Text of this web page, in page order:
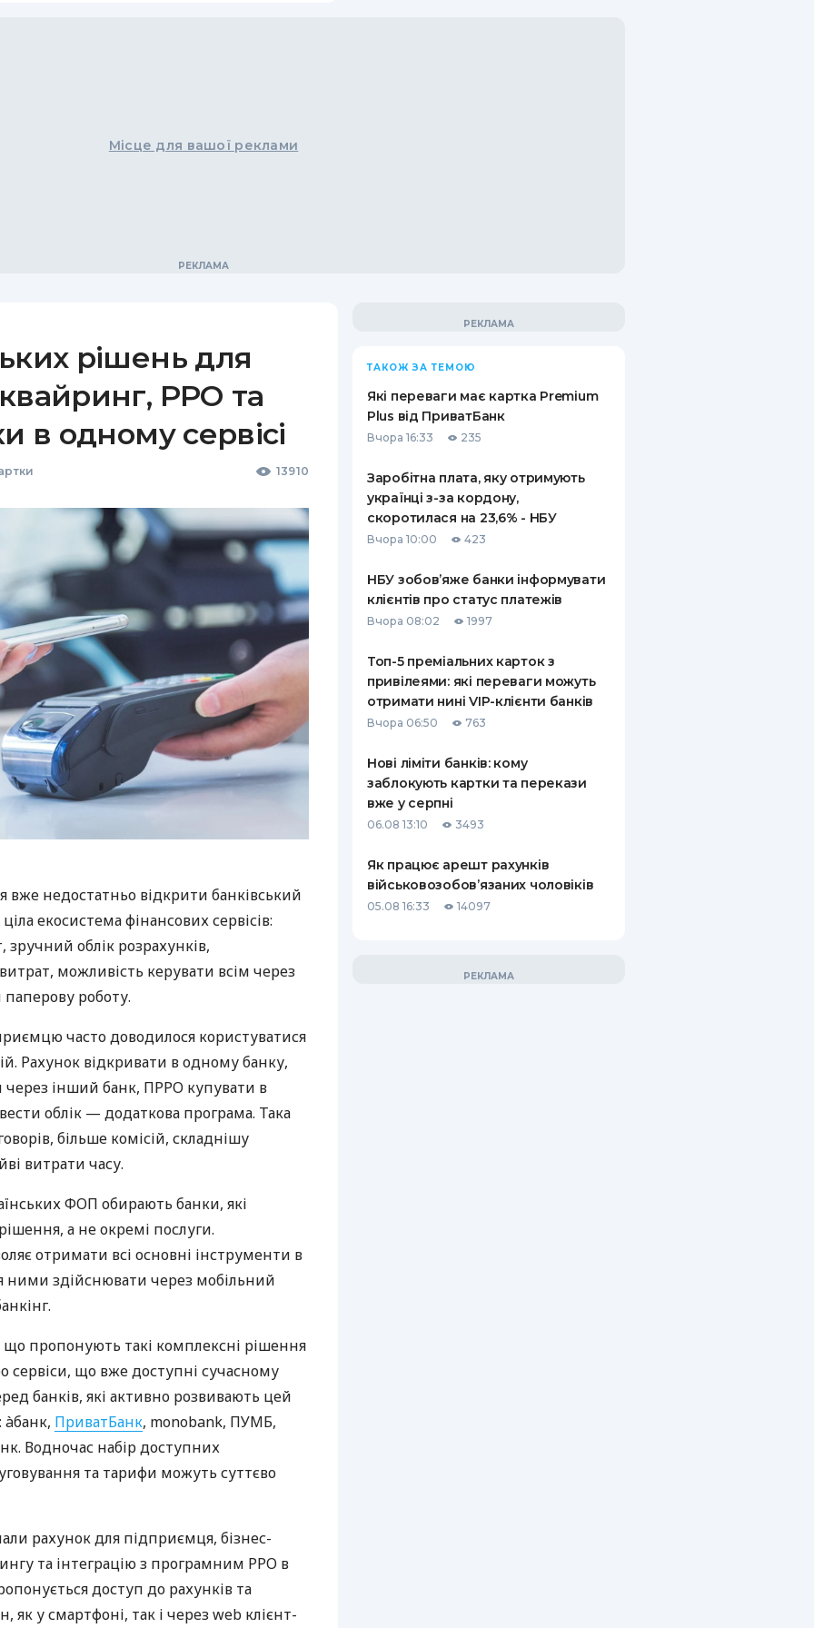
Місце для вашої реклами
рішень для
РРО та
в одному сервісі
13910
вже недостатньо відкрити банківський
екосистема фінансових сервісів:
облік розрахунків,
можливість керувати всім через
роботу.
часто доводилося користуватися
Рахунок відкривати в одному банку,
через інший банк, ПРРО купувати в
облік — додаткова програма. Така
більше комісій, складнішу
витрати часу.
ФОП обирають банки, які
а не окремі послуги.
отримати всі основні інструменти в
ними здійснювати через мобільний
пропонують такі комплексні рішення
сервіси, що вже доступні сучасному
банків, які активно розвивають цей
ПриватБанк, monobank, ПУМБ,
Водночас набір доступних
та тарифи можуть суттєво
рахунок для підприємця, бізнес-
та інтеграцію з програмним РРО в
доступ до рахунків та
як у смартфоні, так і через web клієнт-
ТАКОЖ ЗА ТЕМОЮ
Які переваги має картка Premium
Plus від ПриватБанк
Вчора 16:33 235
Заробітна плата, яку отримують
українці з-за кордону,
скоротилася на 23,6% - НБУ
Вчора 10:00 423
НБУ зобов’яже банки інформувати
клієнтів про статус платежів
Вчора 08:02 1997
Топ-5 преміальних карток з
привілеями: які переваги можуть
отримати нині VIP-клієнти банків
Вчора 06:50 763
Нові ліміти банків: кому
заблокують картки та перекази
вже у серпні
06.08 13:10 3493
Як працює арешт рахунків
військовозобов’язаних чоловіків
05.08 16:33 14097